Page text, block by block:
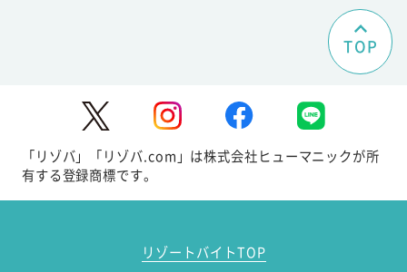
TOP
「リゾバ」「リゾバ.com」は株式会社ヒューマニックが所
有する登録商標です。
リゾートバイトTOP